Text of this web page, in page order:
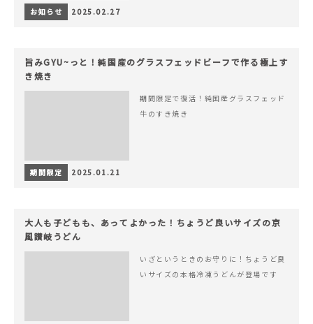
お知らせ 2025.02.27
旨みGYU~っと！純国産のグラスフェッドビーフで作る極上す
き焼き
期間限定で復活！純国産グラスフェッド
牛のすき焼き
期間限定 2025.01.21
大人も子どもも、あってよかった！ちょうど良いサイズの京
風讃岐うどん
いざというときのお守りに！ちょうど良
いサイズの本格冷凍うどんが登場です